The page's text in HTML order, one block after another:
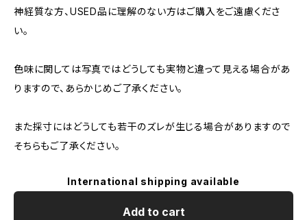
神経質な方、USED品に理解のない方はご購入をご遠慮くださ
い。
色味に関しては写真ではどうしても実物と違って見える場合があ
りますので、あらかじめご了承ください。
また採寸にはどうしても若干のズレが生じる場合がありますので
そちらもご了承ください。
International shipping available
Add to cart